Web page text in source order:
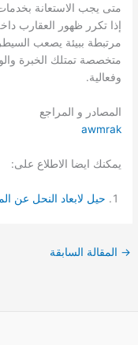
متى يجب الاستعانة
إذا تكرر ظهور العقارب
مرتبطة ببيئة يصعب
متخصصة تمتلك الخبرة
وفعالية.
المصادر و المراجع
awmrak
يمكنك ايضا الاطلاع على:
حيل لابعاد النحل عن
→ المقالة السابقة